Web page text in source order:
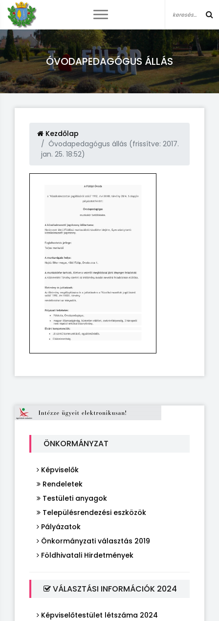
ÓVODAPEDAGÓGUS ÁLLÁS
ÖNKORMÁNYZAT
Képviselők
Rendeletek
Testületi anyagok
Településrendezési eszközök
Pályázatok
Önkormányzati választás 2019
Földhivatali Hirdetmények
VÁLASZTÁSI INFORMÁCIÓK 2024
Képviselőtestület létszáma 2024
Kezdőlap
Óvodapedagógus állás (frissítve: 2017.
jan. 25. 18:52)